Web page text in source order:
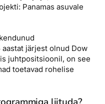
Panamas asuvale
järjest olnud Dow
juhtpositsioonil, on see
toetavad rohelise